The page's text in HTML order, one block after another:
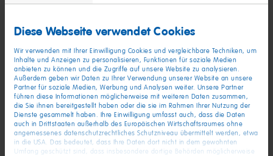
Diese Webseite verwendet Cookies
Wir verwenden mit Ihrer Einwilligung Cookies und vergleichbare Techniken, um
Inhalte und Anzeigen zu personalisieren, Funktionen für soziale Medien
anbieten zu können und die Zugriffe auf unsere Website zu analysieren.
Außerdem geben wir Daten zu Ihrer Verwendung unserer Website an unsere
Partner für soziale Medien, Werbung und Analysen weiter. Unsere Partner
führen diese Informationen möglicherweise mit weiteren Daten zusammen,
die Sie ihnen bereitgestellt haben oder die sie im Rahmen Ihrer Nutzung der
Dienste gesammelt haben. Ihre Einwilligung umfasst auch, dass die Daten
auch in Drittstaaten außerhalb des Europäischen Wirtschaftsraumes ohne
angemessenes datenschutzrechtliches Schutzniveau übermittelt werden, etwa
in die USA. Das bedeutet, dass Ihre Daten dort nicht in dem gewohnten
Umfang geschützt sind, dass insbesondere dortige Behörden möglicherweise
Plattformen, CMS o. a. runden all das ab
Unsere Extratüte an Benefits​:
Job und Freizeit:Flexibel Arbeiten in Gleitzeit, bezahlt frei
am 24. und 31.12., bis zu 5 Tage Homeoffice monatlich,
Zugang zu Rabattportalen
Faire Vergütung:Für alle Praktikant:innen nach
Mindestlohn plus 130 € monatlichem Fahrtkostenzuschuss